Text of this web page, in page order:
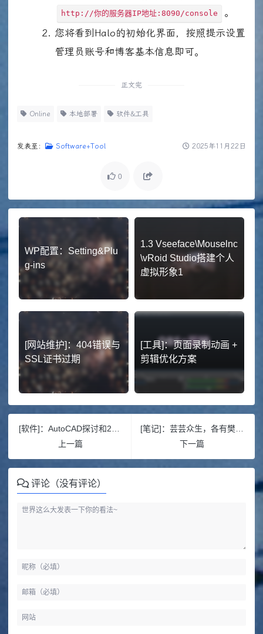
http://你的服务器IP地址:8090/console
。
您将看到Halo的初始化界面，按照提示设置
管理员账号和博客基本信息即可。
正文完
Online 本地部署 软件&工具
发表至： Software+Tool 2025年11月22日
0
WP配置：Setting&Plu
g-ins
1.3 Vseeface\Mouselnc
\vRoid Studio搭建个人
虚拟形象1
[网站维护]：404错误与
SSL证书过期
[工具]：页面录制动画 +
剪辑优化方案
上一篇
[笔记]：芸芸众生，各有樊笼，最艰难的阶段
下一篇
评论（没有评论）